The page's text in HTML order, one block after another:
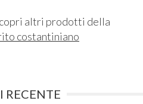
altri prodotti della
costantiniano
RECENTE